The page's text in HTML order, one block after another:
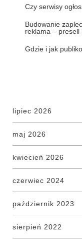
Czy serwisy
Budowanie
reklama – presell
Gdzie i jak
lipiec 2026
maj 2026
kwiecień 2026
czerwiec 2024
październik 2023
sierpień 2022